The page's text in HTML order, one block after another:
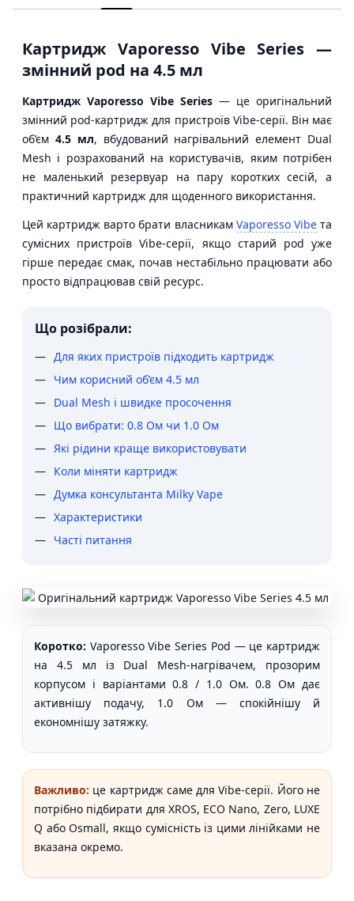
Картридж Vaporesso Vibe Series —
змінний pod на 4.5 мл
Картридж Vaporesso Vibe Series — це оригінальний
змінний pod-картридж для пристроїв Vibe-серії. Він має
об’єм 4.5 мл, вбудований нагрівальний елемент Dual
Mesh і розрахований на користувачів, яким потрібен
не маленький резервуар на пару коротких сесій, а
практичний картридж для щоденного використання.
Цей картридж варто брати власникам Vaporesso Vibeта
сумісних пристроїв Vibe-серії, якщо старий pod уже
гірше передає смак, почав нестабільно працювати або
просто відпрацював свій ресурс.
Що розібрали:
Для яких пристроїв підходить картридж
Чим корисний об’єм 4.5 мл
Dual Mesh і швидке просочення
Що вибрати: 0.8 Ом чи 1.0 Ом
Які рідини краще використовувати
Коли міняти картридж
Думка консультанта Milky Vape
Характеристики
Часті питання
Коротко: Vaporesso Vibe Series Pod — це картридж
на 4.5 мл із Dual Mesh-нагрівачем, прозорим
корпусом і варіантами 0.8 / 1.0 Ом. 0.8 Ом дає
активнішу подачу, 1.0 Ом — спокійнішу й
економнішу затяжку.
Важливо: це картридж саме для Vibe-серії. Його не
потрібно підбирати для XROS, ECO Nano, Zero, LUXE
Q або Osmall, якщо сумісність із цими лінійками не
вказана окремо.